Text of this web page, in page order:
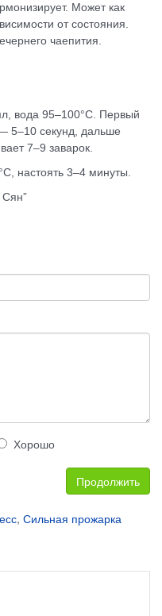
Может как
от состояния.
чаепития.
вода 95–100°C. Первый
5–10 секунд, дальше
7–9 заварок.
настоять 3–4 минуты.
Хорошо
Продолжить
, Сильная прожарка